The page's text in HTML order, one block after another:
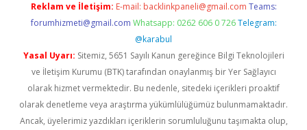
Reklam ve İletişim: E-mail: backlinkpaneli@gmail.com Teams:
forumhizmeti@gmail.com Whatsapp: 0262 606 0 726 Telegram:
@karabul
Yasal Uyarı: Sitemiz, 5651 Sayılı Kanun gereğince Bilgi Teknolojileri
ve İletişim Kurumu (BTK) tarafından onaylanmış bir Yer Sağlayıcı
olarak hizmet vermektedir. Bu nedenle, sitedeki içerikleri proaktif
olarak denetleme veya araştırma yükümlülüğümüz bulunmamaktadır.
Ancak, üyelerimiz yazdıkları içeriklerin sorumluluğunu taşımakta olup,